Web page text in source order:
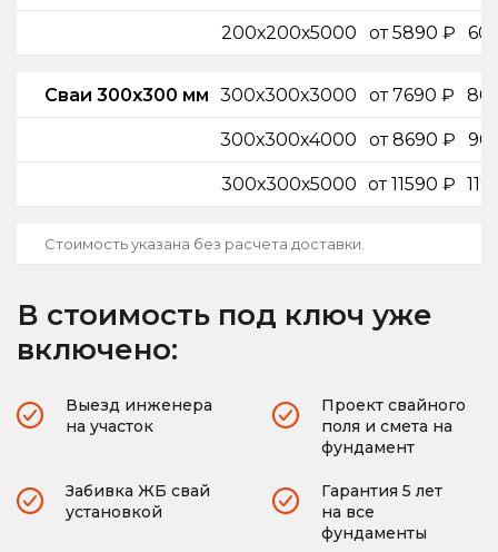
200х200х5000 от 5890 ₽
Сваи 300х300 мм 300х300х3000 от 7690 ₽
300х300х4000 от 8690 ₽
300х300х5000 от 11590 ₽
Стоимость указана без расчета доставки.
В стоимость под ключ уже
включено:
Выезд инженера
на участок
Проект свайного
поля и смета на
фундамент
Забивка ЖБ свай
установкой
Гарантия 5 лет
на все
фундаменты